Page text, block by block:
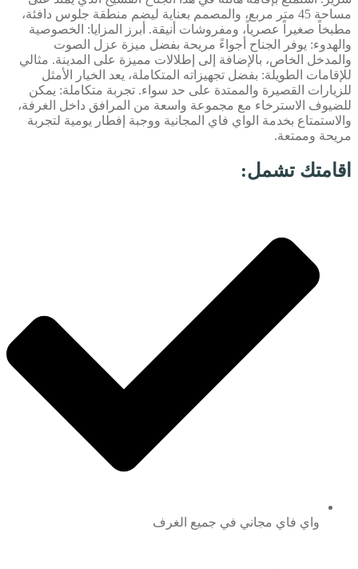
مساحة 45 متر مربع، والمصمم بعناية ليضم منطقة جلوس دافئة،
مطبخاً صغيراً عصرياً، ومفروشات أنيقة. أبرز المزايا: الخصوصية
والهدوء: يوفر الجناح أجواءً مريحة بفضل ميزة عزل الصوت
والمدخل الخاص، بالإضافة إلى إطلالات مميزة على المدينة. مثالي
للإقامات الطويلة: بفضل تجهيزاته المتكاملة، يعد الخيار الأمثل
للزيارات القصيرة والممتدة على حد سواء. تجربة متكاملة: يمكن
للضيوف الاسترخاء مع مجموعة واسعة من المرافق داخل الغرفة،
والاستمتاع بخدمة الواي فاي المجانية ووجبة إفطار يومية لتجربة
مريحة وممتعة.
اقامتك تشمل:
واي فاي مجاني في جميع الغرف